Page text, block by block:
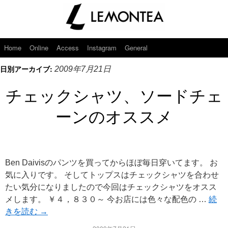
Home Online Access Instagram General
日別アーカイブ: 2009年7月21日
チェックシャツ、ソードチェ
ーンのオススメ
Ben Daivisのパンツを買ってからほぼ毎日穿いてます。 お
気に入りです。 そしてトップスはチェックシャツを合わせ
たい気分になりましたので今回はチェックシャツをオスス
メします。 ￥４，８３０～ 今お店には色々な配色の … 続
きを読む →